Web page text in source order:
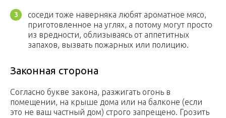
соседи тоже наверняка любят ароматное мясо,
приготовленное на углях, а потому могут просто
из вредности, облизываясь от аппетитных
запахов, вызвать пожарных или полицию.
Законная сторона
Согласно букве закона, разжигать огонь в
помещении, на крыше дома или на балконе (если
это не ваш частный дом) строго запрещено. Грозить